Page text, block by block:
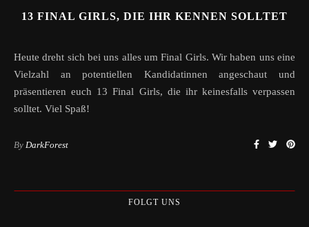
13 FINAL GIRLS, DIE IHR KENNEN SOLLTET
Heute dreht sich bei uns alles um Final Girls. Wir haben uns eine
Vielzahl an potentiellen Kandidatinnen angeschaut und
präsentieren euch 13 Final Girls, die ihr keinesfalls verpassen
solltet. Viel Spaß!
By DarkForest
FOLGT UNS